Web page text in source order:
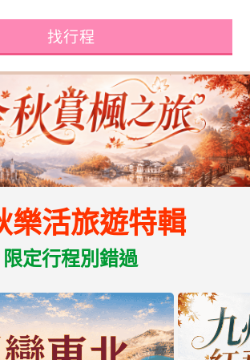
找行程
樂活旅遊特輯
限定行程別錯過